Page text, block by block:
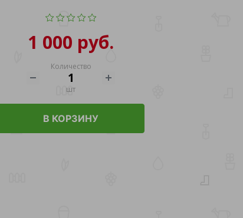
1 000 руб.
Количество
шт
В КОРЗИНУ